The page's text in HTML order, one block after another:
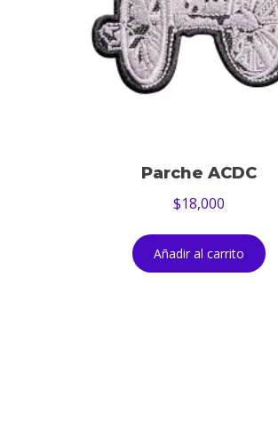
Parche ACDC
$18,000
Añadir al carrito